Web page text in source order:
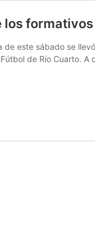
los
de este sábado se
de Río Cuarto.